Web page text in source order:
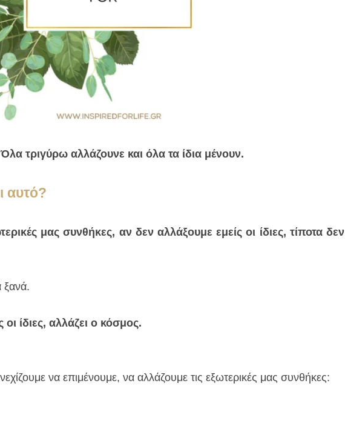
Όλα τριγύρω αλλάζουνε και όλα τα ίδια μένουν.
αυτό?
μας συνθήκες, αν δεν αλλάξουμε εμείς οι ίδιες, τίποτα δεν
ξανά.
ίδιες, αλλάζει ο κόσμος.
να επιμένουμε, να αλλάζουμε τις εξωτερικές μας συνθήκες: